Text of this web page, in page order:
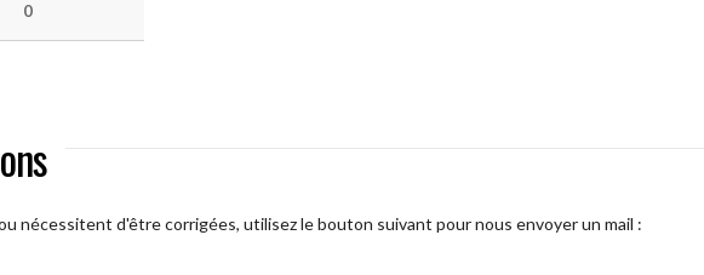
0
nécessitent d'être corrigées, utilisez le bouton suivant pour nous envoyer un mail :